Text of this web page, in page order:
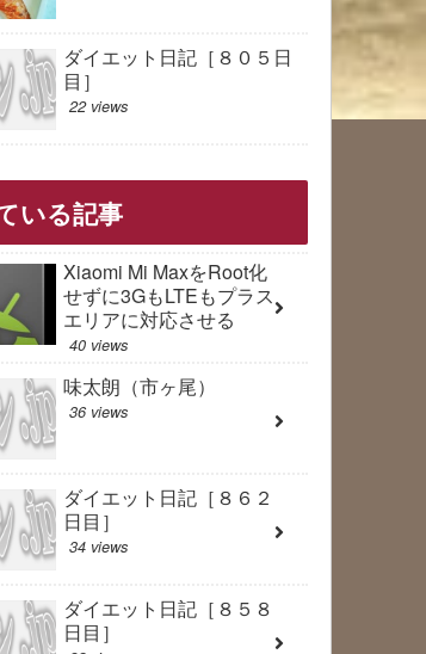
ダイエット日記［８０５日
目］
22 views
いる記事
Xiaomi Mi MaxをRoot化
せずに3GもLTEもプラス
エリアに対応させる
40 views
味太朗（市ヶ尾）
36 views
ダイエット日記［８６２
日目］
34 views
ダイエット日記［８５８
日目］